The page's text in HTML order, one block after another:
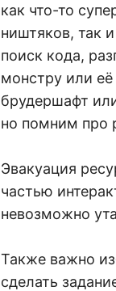
как что-то
ништяков, так
поиск кода,
монстру или её
брудершафт
но помним про
Эвакуация
частью
невозможно
Также важно
сделать